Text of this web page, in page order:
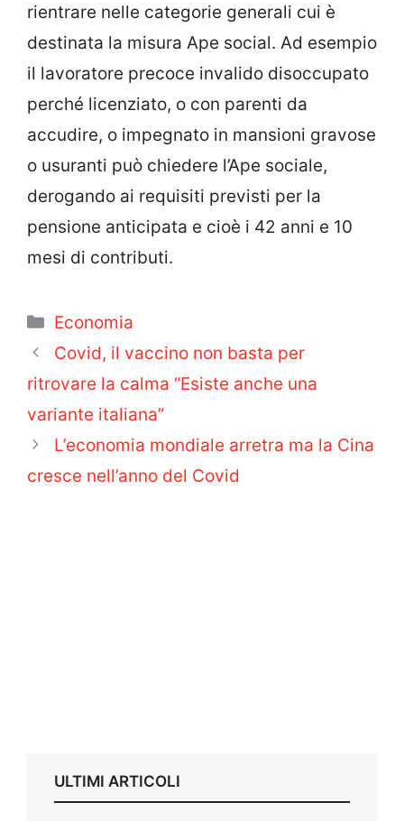
rientrare nelle categorie generali cui è
destinata la misura Ape social. Ad esempio
il lavoratore precoce invalido disoccupato
perché licenziato, o con parenti da
accudire, o impegnato in mansioni gravose
o usuranti può chiedere l’Ape sociale,
derogando ai requisiti previsti per la
pensione anticipata e cioè i 42 anni e 10
mesi di contributi.
Categorie
Economia
Covid, il vaccino non basta per
ritrovare la calma “Esiste anche una
variante italiana”
L’economia mondiale arretra ma la Cina
cresce nell’anno del Covid
ULTIMI ARTICOLI